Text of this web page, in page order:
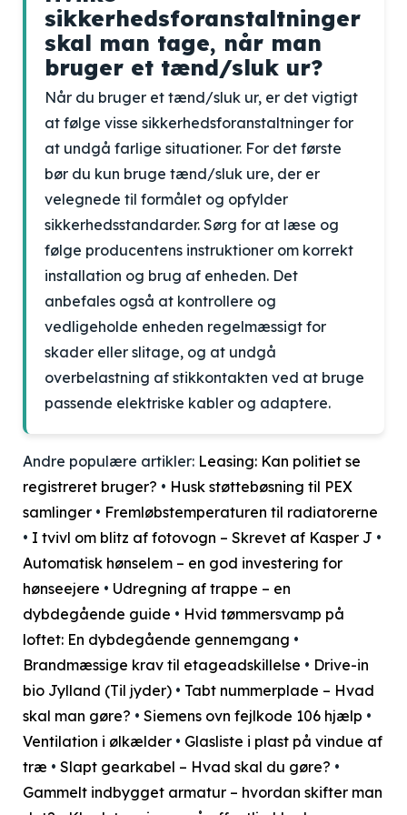
sikkerhedsforanstaltninger
skal man tage, når man
bruger et tænd/sluk ur?
Når du bruger et tænd/sluk ur, er det vigtigt
at følge visse sikkerhedsforanstaltninger for
at undgå farlige situationer. For det første
bør du kun bruge tænd/sluk ure, der er
velegnede til formålet og opfylder
sikkerhedsstandarder. Sørg for at læse og
følge producentens instruktioner om korrekt
installation og brug af enheden. Det
anbefales også at kontrollere og
vedligeholde enheden regelmæssigt for
skader eller slitage, og at undgå
overbelastning af stikkontakten ved at bruge
passende elektriske kabler og adaptere.
Andre populære artikler: Leasing: Kan politiet se
registreret bruger? • Husk støttebøsning til PEX
samlinger • Fremløbstemperaturen til radiatorerne
• I tvivl om blitz af fotovogn – Skrevet af Kasper J •
Automatisk hønselem – en god investering for
hønseejere • Udregning af trappe – en
dybdegående guide • Hvid tømmersvamp på
loftet: En dybdegående gennemgang •
Brandmæssige krav til etageadskillelse • Drive-in
bio Jylland (Til jyder) • Tabt nummerplade – Hvad
skal man gøre? • Siemens ovn fejlkode 106 hjælp •
Ventilation i ølkælder • Glasliste i plast på vindue af
træ • Slapt gearkabel – Hvad skal du gøre? •
Gammelt indbygget armatur – hvordan skifter man